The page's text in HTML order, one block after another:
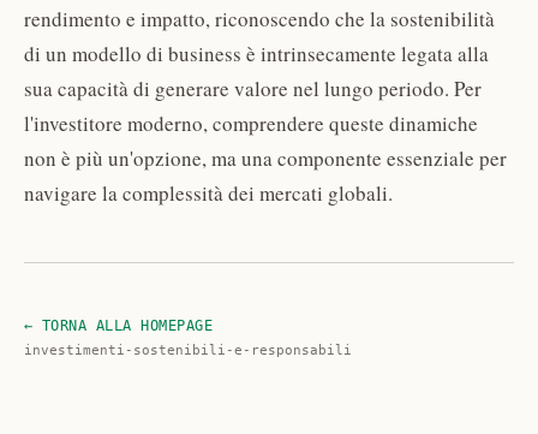
rendimento e impatto, riconoscendo che la sostenibilità
di un modello di business è intrinsecamente legata alla
sua capacità di generare valore nel lungo periodo. Per
l'investitore moderno, comprendere queste dinamiche
non è più un'opzione, ma una componente essenziale per
navigare la complessità dei mercati globali.
← TORNA ALLA HOMEPAGE
investimenti-sostenibili-e-responsabili